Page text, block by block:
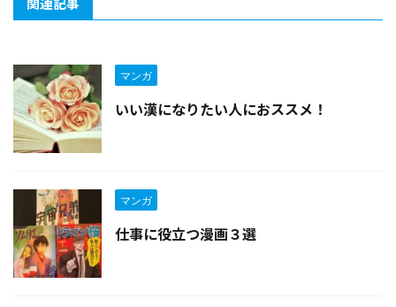
マンガ
いい漢になりたい人におススメ！
マンガ
仕事に役立つ漫画３選